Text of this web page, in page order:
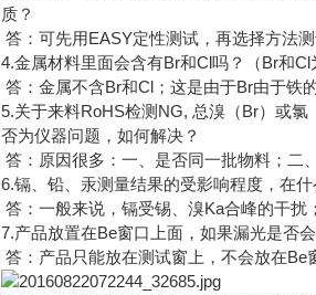
质？
答：可先用EASY定性测试，再选择方法
4.金属材料里面会含有Br和Cl吗？（Br和
答：金属不含Br和Cl；这是由于Br由于铁
5.关于来料RoHS检测NG, 总溴（Br）或
否为仪器问题，如何解决？
答：原因很多：一、是否同一批物料；二
6.镉、铅、汞测量结果的受影响程度，在
答：一般来说，镉受锡、溴Ka合峰的干扰
7.产品放置在Be窗口上面，如果漏光是否
答：产品只能放在测试窗上，不会放在Be